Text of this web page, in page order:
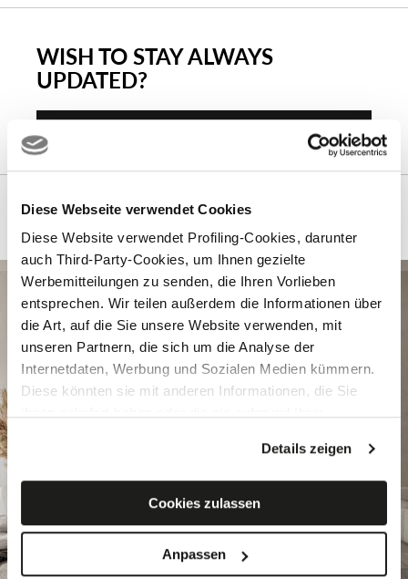
Diese Webseite verwendet Cookies
Diese Website verwendet Profiling-Cookies, darunter
auch Third-Party-Cookies, um Ihnen gezielte
Werbemitteilungen zu senden, die Ihren Vorlieben
entsprechen. Wir teilen außerdem die Informationen über
die Art, auf die Sie unsere Website verwenden, mit
unseren Partnern, die sich um die Analyse der
Internetdaten, Werbung und Sozialen Medien kümmern.
Diese könnten sie mit anderen Informationen, die Sie
Falls Sie mehr wissen möchten oder Ihre Zustimmung zu
allen oder einigen Cookies verweigern,
Zustimmung kann durch Klicken auf die Schaltfläche
Profiling-Cookies erhalten möchten, können Sie Ihre
Details zeigen
Cookies zulassen
Anpassen
WISH TO STAY ALWAYS
UPDATED?
Das könnte Sie auch interessieren…